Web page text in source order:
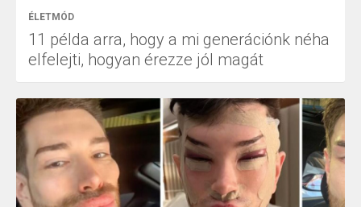
ÉLETMÓD
11 példa arra, hogy a mi generációnk néha
elfelejti, hogyan érezze jól magát